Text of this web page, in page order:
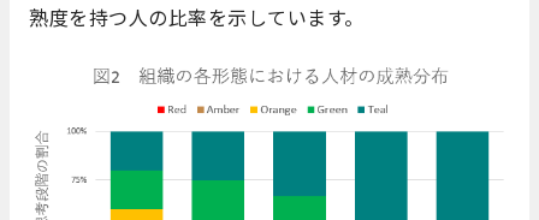
熟度を持つ人の比率を示しています。